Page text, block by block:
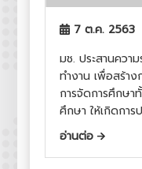
7 ต.ค. 2563
มช. ประสานควา
ทำงาน เพื่อสร้าง
การจัดการศึกษา
ศึกษา ให้เกิดกา
ยั่งยืนอย่างแท้จริ
อ่านต่อ